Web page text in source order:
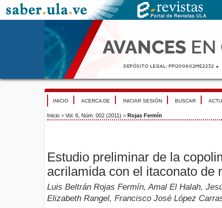
INICIO ACERCA DE INICIAR SESIÓN BUSCAR
Inicio > Vol. 6, Núm. 002 (2011) > Rojas Fermín
Estudio preliminar de la
acrilamida con el itaconato de
Luis Beltrán Rojas Fermín, Amal El Halah,
Elizabeth Rangel, Francisco José López